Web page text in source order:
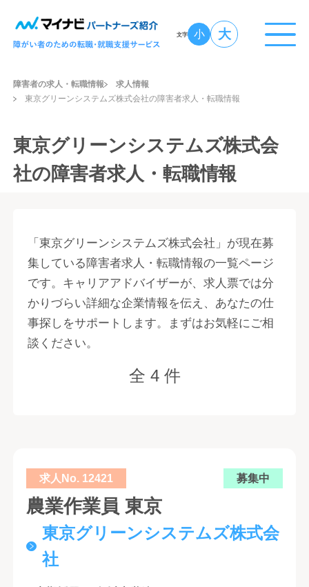
文字 小 大
障害者の求人・転職情報
求人情報
東京グリーンシステムズ株式会社の障害者求人・転職情報
東京グリーンシステムズ株式会
社の障害者求人・転職情報
「東京グリーンシステムズ株式会社」が現在募
集している障害者求人・転職情報の一覧ページ
です。キャリアアドバイザーが、求人票では分
かりづらい詳細な企業情報を伝え、あなたの仕
事探しをサポートします。まずはお気軽にご相
談ください。
全 4 件
求人No. 12421 募集中
農業作業員 東京
東京グリーンシステムズ株式会
社